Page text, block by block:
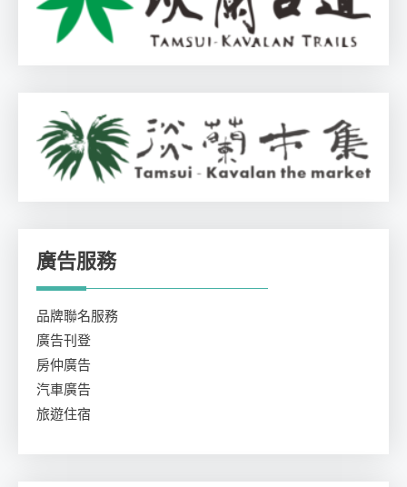
廣告服務
品牌聯名服務
廣告刊登
房仲廣告
汽車廣告
旅遊住宿